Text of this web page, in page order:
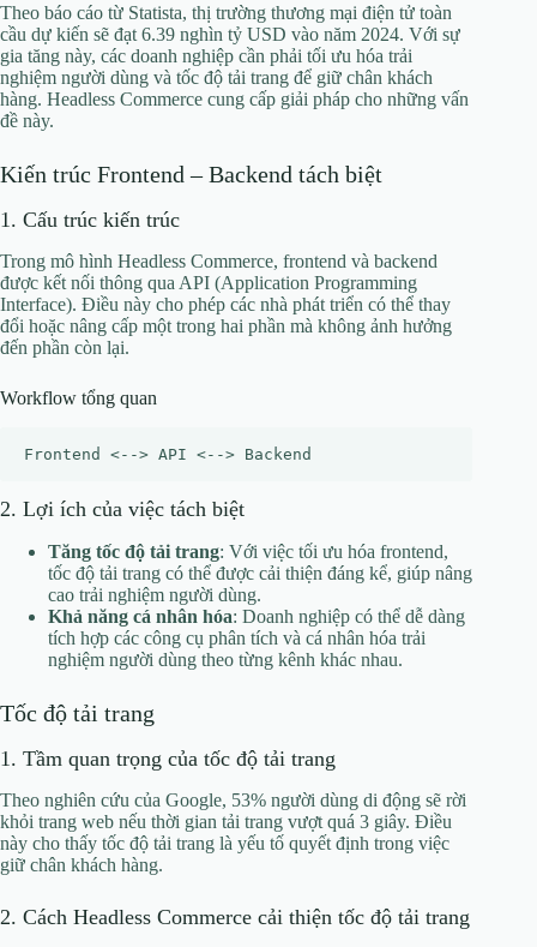
Theo báo cáo từ Statista, thị trường thương mại điện tử toàn
cầu dự kiến sẽ đạt 6.39 nghìn tỷ USD vào năm 2024. Với sự
gia tăng này, các doanh nghiệp cần phải tối ưu hóa trải
nghiệm người dùng và tốc độ tải trang để giữ chân khách
hàng. Headless Commerce cung cấp giải pháp cho những vấn
đề này.
Kiến trúc Frontend – Backend tách biệt
1. Cấu trúc kiến trúc
Trong mô hình Headless Commerce, frontend và backend
được kết nối thông qua API (Application Programming
Interface). Điều này cho phép các nhà phát triển có thể thay
đổi hoặc nâng cấp một trong hai phần mà không ảnh hưởng
đến phần còn lại.
Workflow tổng quan
2. Lợi ích của việc tách biệt
Tăng tốc độ tải trang: Với việc tối ưu hóa frontend,
tốc độ tải trang có thể được cải thiện đáng kể, giúp nâng
cao trải nghiệm người dùng.
Khả năng cá nhân hóa: Doanh nghiệp có thể dễ dàng
tích hợp các công cụ phân tích và cá nhân hóa trải
nghiệm người dùng theo từng kênh khác nhau.
Tốc độ tải trang
1. Tầm quan trọng của tốc độ tải trang
Theo nghiên cứu của Google, 53% người dùng di động sẽ rời
khỏi trang web nếu thời gian tải trang vượt quá 3 giây. Điều
này cho thấy tốc độ tải trang là yếu tố quyết định trong việc
giữ chân khách hàng.
2. Cách Headless Commerce cải thiện tốc độ tải trang